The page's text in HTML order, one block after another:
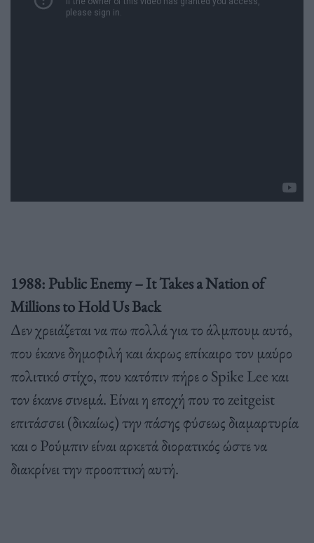
1988: Public Enemy – It Takes a Nation of
Millions to Hold Us Back
Δεν χρειάζεται να πω πολλά για το άλμπουμ αυτό,
που έκανε δημοφιλή και άκρως επίκαιρο τον μαύρο
πολιτικό στίχο, που κατόπιν πήρε ο Spike Lee και
τον έκανε σινεμά. Είναι η εποχή που το zeitgeist
επιτάσσει (δικαίως) την πάσης φύσεως διαμαρτυρία
και ο Ρούμπιν είναι αρκετά διορατικός ώστε να
διακρίνει την προοπτική αυτή.